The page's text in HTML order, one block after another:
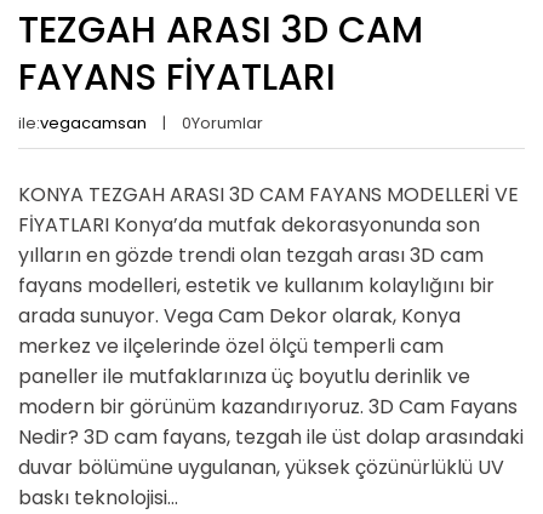
TEZGAH ARASI 3D CAM
FAYANS FİYATLARI
ile:vegacamsan 0Yorumlar
KONYA TEZGAH ARASI 3D CAM FAYANS MODELLERİ VE
FİYATLARI Konya’da mutfak dekorasyonunda son
yılların en gözde trendi olan tezgah arası 3D cam
fayans modelleri, estetik ve kullanım kolaylığını bir
arada sunuyor. Vega Cam Dekor olarak, Konya
merkez ve ilçelerinde özel ölçü temperli cam
paneller ile mutfaklarınıza üç boyutlu derinlik ve
modern bir görünüm kazandırıyoruz. 3D Cam Fayans
Nedir? 3D cam fayans, tezgah ile üst dolap arasındaki
duvar bölümüne uygulanan, yüksek çözünürlüklü UV
baskı teknolojisi...